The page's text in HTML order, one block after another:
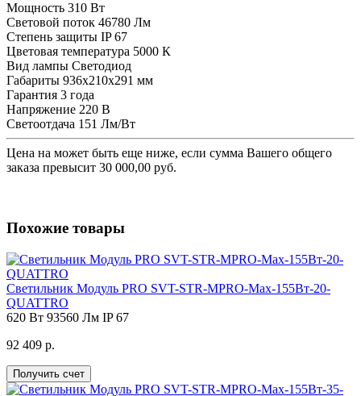
Мощность 310 Вт
Световой поток 46780 Лм
Степень защиты IP 67
Цветовая температура 5000 К
Вид лампы Светодиод
Габариты 936x210x291 мм
Гарантия 3 года
Напряжение 220 В
Светоотдача 151 Лм/Вт
Цена на может быть еще ниже, если сумма Вашего общего
заказа превысит 30 000,00 руб.
Похожие товары
Светильник Модуль PRO SVT-STR-MPRO-Max-155Вт-20-
QUATTRO
620 Вт 93560 Лм IP 67
92 409 р.
Получить счет